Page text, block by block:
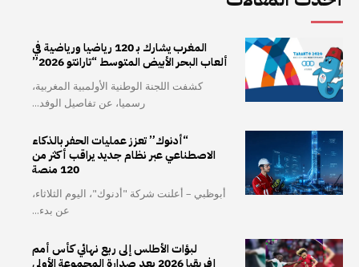
المغرب يشارك بـ 120 رياضيا ورياضية في
ألعاب البحر الأبيض المتوسط “تارانتو 2026”
كشفت اللجنة الوطنية الأولمبية المغربية،
رسميا، عن تفاصيل الوفد...
“أدنوك” تعزز عمليات الحفر بالذكاء
الاصطناعي عبر نظام جديد يراقب أكثر من
120 منصة
أبوظبي – أعلنت شركة "أدنوك"، اليوم الثلاثاء،
عن بدء...
لبؤات الأطلس إلى ربع نهائي كأس أمم
إفريقيا 2026 بعد صدارة المجموعة الأولى